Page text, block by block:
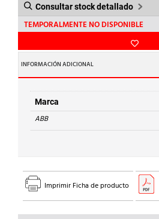
Consultar stock detallado
TEMPORALMENTE NO DISPONIBLE
INFORMACIÓN ADICIONAL
Marca
ABB
Imprimir Ficha de producto